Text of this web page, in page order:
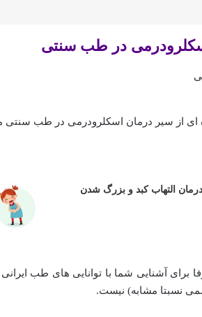
در طب سنتی
ای از سیر درمان اسکلرودرمی در طب سنتی
التهاب کبد و بزرگ شدن
برای آشنایی شما با توانایی های طب
نسبتا مشابه) نیست.